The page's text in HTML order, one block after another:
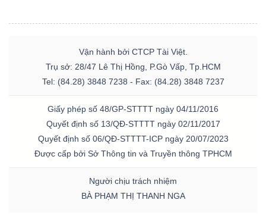
Vận hành bởi CTCP Tài Việt.
Trụ sở: 28/47 Lê Thị Hồng, P.Gò Vấp, Tp.HCM
Tel: (84.28) 3848 7238 - Fax: (84.28) 3848 7237
Giấy phép số 48/GP-STTTT ngày 04/11/2016
Quyết định số 13/QĐ-STTTT ngày 02/11/2017
Quyết định số 06/QĐ-STTTT-ICP ngày 20/07/2023
Được cấp bởi Sở Thông tin và Truyền thông TPHCM
Người chịu trách nhiệm
BÀ PHẠM THỊ THANH NGA